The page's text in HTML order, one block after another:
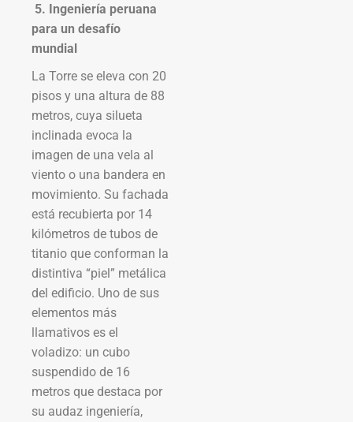
5. Ingeniería peruana
para un desafío
mundial
La Torre se eleva con 20
pisos y una altura de 88
metros, cuya silueta
inclinada evoca la
imagen de una vela al
viento o una bandera en
movimiento. Su fachada
está recubierta por 14
kilómetros de tubos de
titanio que conforman la
distintiva “piel” metálica
del edificio. Uno de sus
elementos más
llamativos es el
voladizo: un cubo
suspendido de 16
metros que destaca por
su audaz ingeniería,